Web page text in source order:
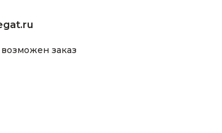
заказ